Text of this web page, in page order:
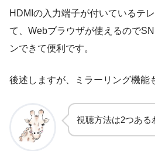
HDMIの入力端子が付いているテ
て、Webブラウザが使えるので
ンできて便利です。
後述しますが、ミラーリング機能
視聴方法は2つある